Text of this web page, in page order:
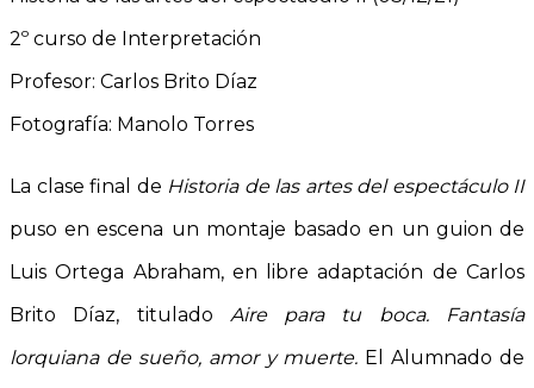
2º curso de Interpretación
Profesor: Carlos Brito Díaz
Fotografía: Manolo Torres
La clase final de Historia de las artes del espectáculo II
puso en escena un montaje basado en un guion de
Luis Ortega Abraham, en libre adaptación de Carlos
Brito Díaz, titulado Aire para tu boca. Fantasía
lorquiana de sueño, amor y muerte. El Alumnado de